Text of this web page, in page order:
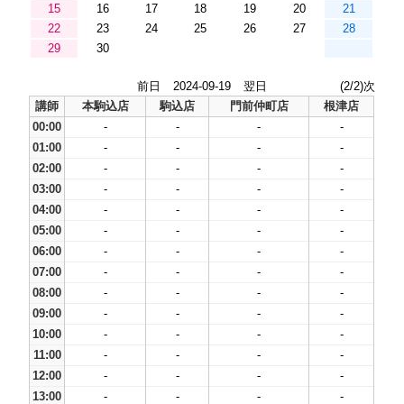
15
16 17 18 19 20
21
22
23 24 25 26 27
28
29
30
前日 2024-09-19 翌日
(2/2)次
講師
本駒込店 駒込店 門前仲町店
根津店
00:00
- - -
-
01:00
- - -
-
02:00
- - -
-
03:00
- - -
-
04:00
- - -
-
05:00
- - -
-
06:00
- - -
-
07:00
- - -
-
08:00
- - -
-
09:00
- - -
-
10:00
- - -
-
11:00
- - -
-
12:00
- - -
-
13:00
- - -
-